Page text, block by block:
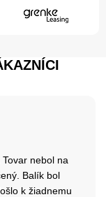
nebol na
Balík bol
k žiadnemu